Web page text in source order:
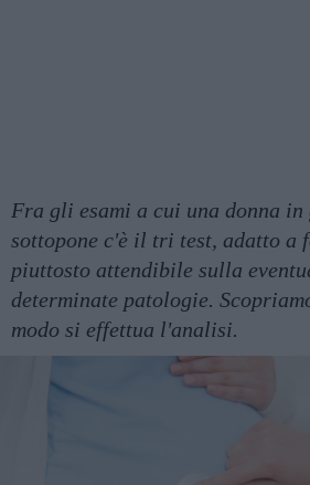
Fra gli esami a cui una donna in
sottopone c'è il tri test, adatto a
piuttosto attendibile sulla
determinate patologie.
modo si effettua l'analisi.